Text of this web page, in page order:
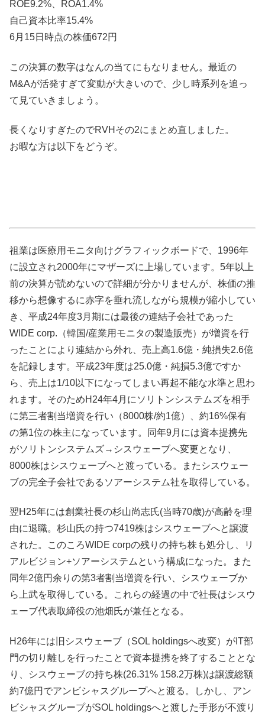
ROE9.2%、ROA1.4%
自己資本比率15.4%
6月15日時点の株価672円
この決算の数字はなんの当てにもなりません。最近の
M&Aが活発すぎて変動が大きいので、少し時系列を追っ
て見ていきましょう。
長くなりすぎたのでRVHその2にまとめ直しました。
お暇な方は以下をどうぞ。
祖業は医療用モニタ向けグラフィックボードで、1996年
に設立され2000年にマザーズに上場しています。5年以上
前の決算が読めないので詳細が分かりませんが、株価の推
移から想像するに赤字を垂れ流しながら規模が縮小してい
き、平成24年度3月期には最後の連結子会社であった
WIDE corp.（韓国/産業用モニタの製造販売）が増資を行
ったことにより連結から外れ、売上高1.6億・純損失2.6億
を記録します。平成23年度は25.0億・純損5.3億ですか
ら、売上は1/10以下になってしまい再起不能な水準と思わ
れます。そのためH24年4月にソリトンシステムズを相手
に第三者割当増資を行い（8000株/約1億）、約16%保有
の第1位の株主になっています。同年9月には資本提携先
がソリトンシステムズ→シスウェーブへ変更となり、
8000株はシスウェーブへと渡っている。またシスウェー
ブの完全子会社であるソアーシステム社を取得している。
翌H25年には創業社長の杉山尚志氏(当時70歳)が高齢を理
由に退職。杉山氏の持つ7419株はシスウェーブへと譲渡
された。このころWIDE corpの残りの持ち株も処分し、リ
アルビジョン+ソアーシステムという構成になった。また
同年2億円余りの第3者割当増資を行い、シスウェーブか
ら上武を取得している。これらの経過の中で社長はシスウ
ェーブ代表取締役の池畑氏が兼任となる。
H26年には旧シスウェーブ（SOL holdingsへ改変）がIT部
門の切り離しを行ったことで資本提携を終了することとな
り、シスウェーブの持ち株(26.31% 158.2万株)は譲渡総額
約7億円でアンビシャスグループへと渡る。しかし、アン
ビシャスグループがSOL holdingsへと渡した手形が不渡り